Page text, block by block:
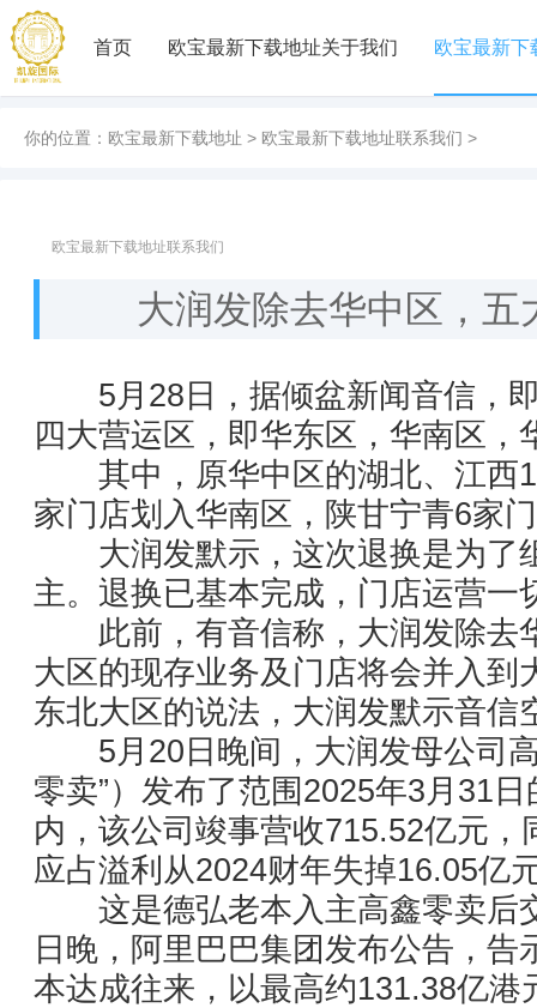
首页 欧宝最新下载地址关于我们 欧宝最新下
你的位置： 欧宝最新下载地址 > 欧宝最新下载地址联系我们 >
欧宝最新下载地址联系我们
大润发除去华中区，
5月28日，据倾盆新闻音信，即
四大营运区，即华东区，华南区，
其中，原华中区的湖北、江西
家门店划入华南区，陕甘宁青6家
大润发默示，这次退换是为了
主。退换已基本完成，门店运营一
此前，有音信称，大润发除去
大区的现存业务及门店将会并入到
东北大区的说法，大润发默示音信
5月20日晚间，大润发母公司高
零卖”）发布了范围2025年3月31
内，该公司竣事营收715.52亿元
应占溢利从2024财年失掉16.05亿
这是德弘老本入主高鑫零卖后
日晚，阿里巴巴集团发布公告，
本达成往来，以最高约131.38亿